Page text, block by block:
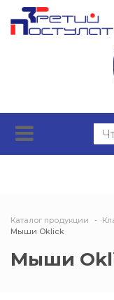
Каталог продукции
Мыши Oklick
Мыши